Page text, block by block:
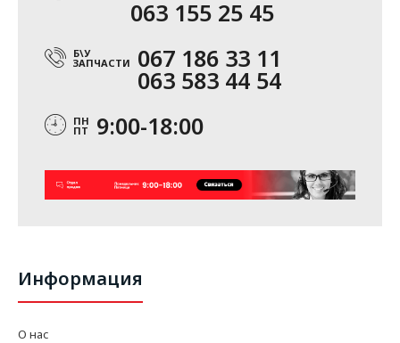
063 155 25 45
Б\У
ЗАПЧАСТИ 067 186 33 11
063 583 44 54
ПН
ПТ 9:00-18:00
Информация
О нас